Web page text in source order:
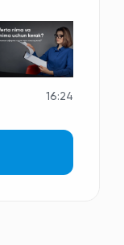
16:24